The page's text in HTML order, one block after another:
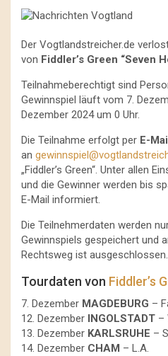
Der Vogtlandstreicher.de
von Fiddler’s Green “Seven
Teilnahmeberechtigt sind
Gewinnspiel läuft vom 7.
Dezember 2024 um 0 Uhr.
Die Teilnahme erfolgt per E-
an
„Fiddler’s Green“. Unter allen
und die Gewinner werden bis
E-Mail informiert.
Die Teilnehmerdaten werden
Gewinnspiels gespeichert und
Rechtsweg ist ausgeschlossen.
Tourdaten von Fiddler’s
7. Dezember MAGDEBURG –
12. Dezember INGOLSTADT –
13. Dezember KARLSRUHE –
14. Dezember CHAM – L.A.